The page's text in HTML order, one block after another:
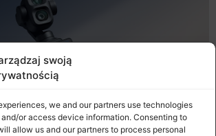
swoją
we and our partners use technologies
or access device information. Consenting to
allow us and our partners to process personal